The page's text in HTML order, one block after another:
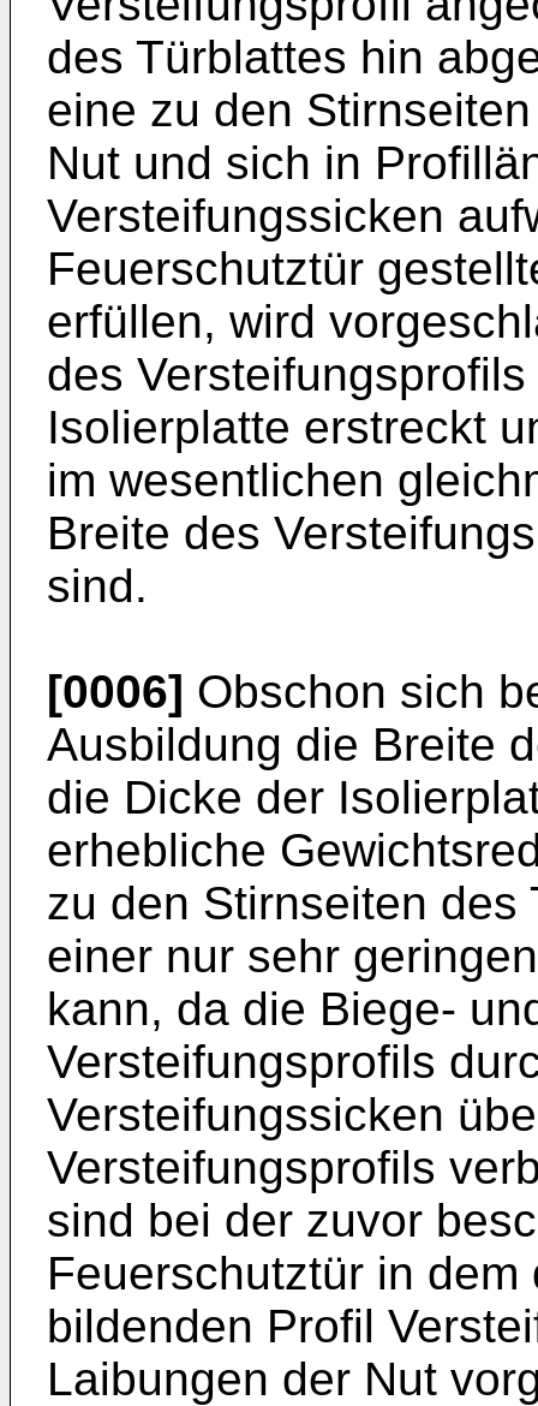
des Türblattes hin
eine zu den
Nut und sich in
Versteifungssicken
Feuerschutztür
erfüllen, wird
des
Isolierplatte erstreckt
im wesentlichen
Breite des
sind.
[0006] Obschon sich
Ausbildung die Breite
die Dicke der
erhebliche
zu den Stirnseiten des
einer nur sehr
kann, da die Biege-
Versteifungsprofils
Versteifungssicken
Versteifungsprofils
sind bei der zuvor
Feuerschutztür in
bildenden Profil
Laibungen der Nut